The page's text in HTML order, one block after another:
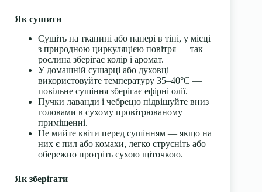
Як сушити
Сушіть на тканині або папері в тіні, у місці
з природною циркуляцією повітря — так
рослина зберігає колір і аромат.
У домашній сушарці або духовці
використовуйте температуру 35–40°C —
повільне сушіння зберігає ефірні олії.
Пучки лаванди і чебрецю підвішуйте вниз
головами в сухому провітрюваному
приміщенні.
Не мийте квіти перед сушінням — якщо на
них є пил або комахи, легко струсніть або
обережно протріть сухою щіточкою.
Як зберігати